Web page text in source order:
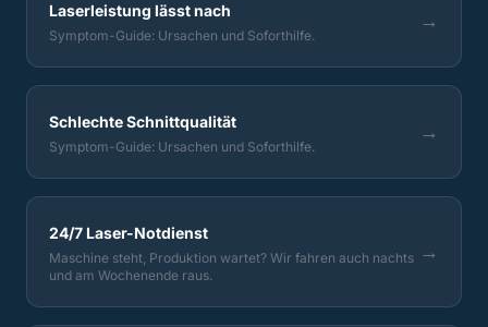
Laserleistung lässt nach
Symptom-Guide: Ursachen und Soforthilfe.
→
Schlechte Schnittqualität
Symptom-Guide: Ursachen und Soforthilfe.
→
24/7 Laser-Notdienst
Maschine steht, Produktion wartet? Wir fahren auch nachts
und am Wochenende raus.
→